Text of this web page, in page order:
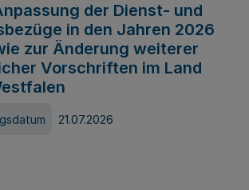
der Dienst- und
in den Jahren 2026
zur Änderung weiterer
Vorschriften im Land
21.07.2026